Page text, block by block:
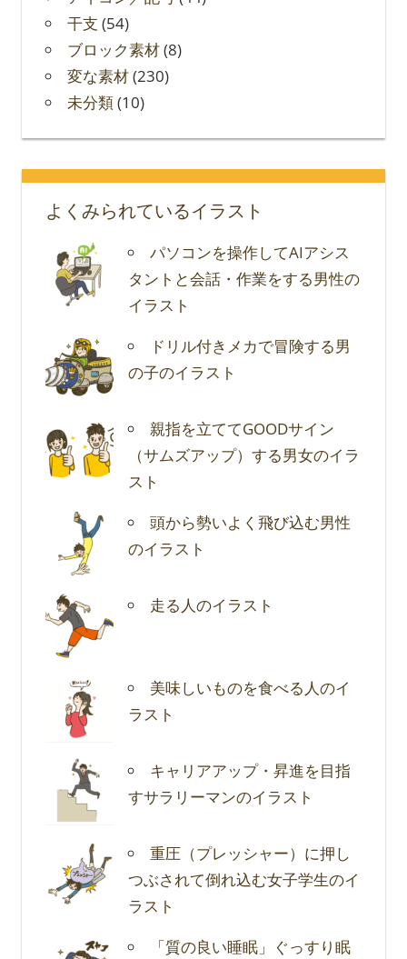
干支 (54)
ブロック素材(8)
変な素材(230)
未分類(10)
よくみられているイラスト
パソコンを操作してAIアシス
タントと会話・作業をする男性の
イラスト
ドリル付きメカで冒険する男
の子のイラスト
親指を立ててGOODサイン
（サムズアップ）する男女のイラ
スト
頭から勢いよく飛び込む男性
のイラスト
走る人のイラスト
美味しいものを食べる人のイ
ラスト
キャリアアップ・昇進を目指
すサラリーマンのイラスト
重圧（プレッシャー）に押し
つぶされて倒れ込む女子学生のイ
ラスト
「質の良い睡眠」ぐっすり眠